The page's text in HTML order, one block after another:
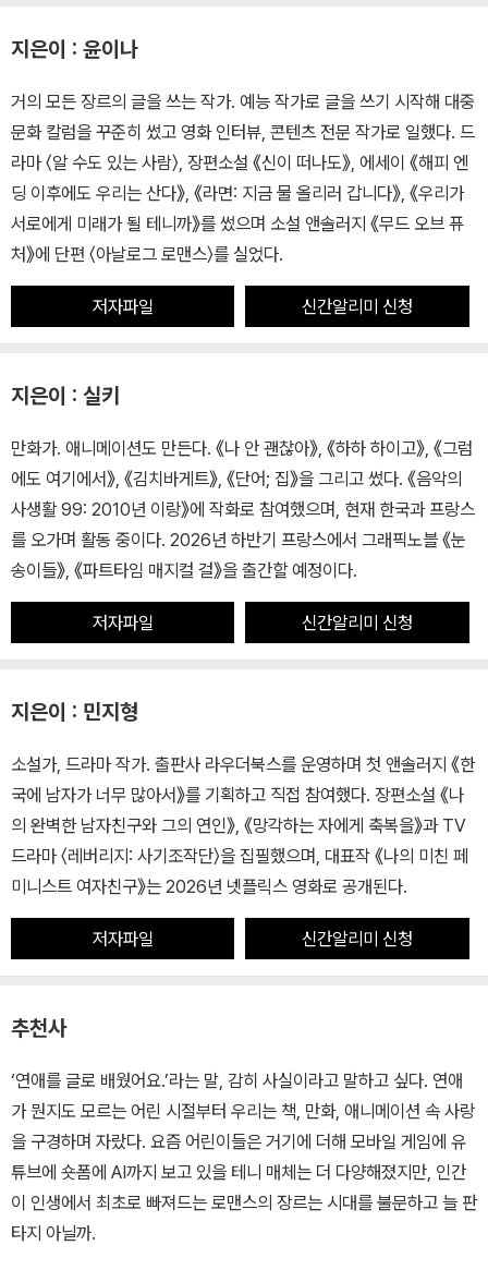
지은이 : 윤이나
거의 모든 장르의 글을 쓰는 작가. 예능 작가로 글을 쓰기 시작해 대중
문화 칼럼을 꾸준히 썼고 영화 인터뷰, 콘텐츠 전문 작가로 일했다. 드
라마 〈알 수도 있는 사람〉, 장편소설 《신이 떠나도》, 에세이 《해피 엔
딩 이후에도 우리는 산다》, 《라면: 지금 물 올리러 갑니다》, 《우리가
서로에게 미래가 될 테니까》를 썼으며 소설 앤솔러지 《무드 오브 퓨
처》에 단편 〈아날로그 로맨스〉를 실었다.
저자파일 신간알리미 신청
지은이 : 실키
만화가. 애니메이션도 만든다. 《나 안 괜찮아》, 《하하 하이고》, 《그럼
에도 여기에서》, 《김치바게트》, 《단어; 집》을 그리고 썼다. 《음악의
사생활 99: 2010년 이랑》에 작화로 참여했으며, 현재 한국과 프랑스
를 오가며 활동 중이다. 2026년 하반기 프랑스에서 그래픽노블 《눈
송이들》, 《파트타임 매지컬 걸》을 출간할 예정이다.
저자파일 신간알리미 신청
지은이 : 민지형
소설가, 드라마 작가. 출판사 라우더북스를 운영하며 첫 앤솔러지 《한
국에 남자가 너무 많아서》를 기획하고 직접 참여했다. 장편소설 《나
의 완벽한 남자친구와 그의 연인》, 《망각하는 자에게 축복을》과 TV
드라마 〈레버리지: 사기조작단〉을 집필했으며, 대표작 《나의 미친 페
미니스트 여자친구》는 2026년 넷플릭스 영화로 공개된다.
저자파일 신간알리미 신청
추천사
‘연애를 글로 배웠어요.’라는 말, 감히 사실이라고 말하고 싶다. 연애
가 뭔지도 모르는 어린 시절부터 우리는 책, 만화, 애니메이션 속 사랑
을 구경하며 자랐다. 요즘 어린이들은 거기에 더해 모바일 게임에 유
튜브에 숏폼에 AI까지 보고 있을 테니 매체는 더 다양해졌지만, 인간
이 인생에서 최초로 빠져드는 로맨스의 장르는 시대를 불문하고 늘 판
타지 아닐까.